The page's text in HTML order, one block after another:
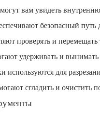
вам увидеть
безопасный путь
проверять и перемещать
удерживать и вынимать
для
сгладить и очистить